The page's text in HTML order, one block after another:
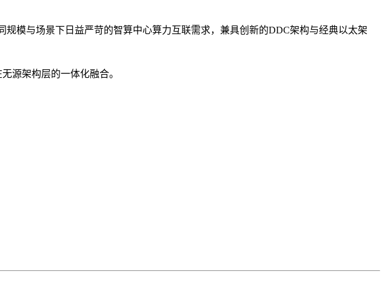
模与场景下日益严苛的智算中心算力互联需求，兼具创新的DDC架构与经典以太架
源架构层的一体化融合。